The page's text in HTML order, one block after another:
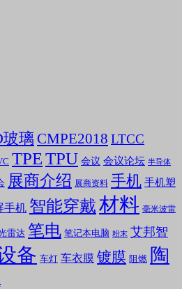
玻璃 CMPE2018 LTCC
TPETPU 会议 会议论坛 半导体
展商介绍 展商资料 手机 手机塑
手机 智能穿戴材料 毫米波雷
雷达 笔电 笔记本电脑 粉末 艾邦智
备 车灯 车衣膜 镀膜 阻燃 陶